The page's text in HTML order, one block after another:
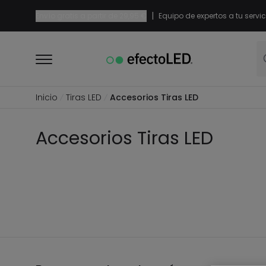
| Equipo de expertos a tu
Inicio Tiras LED Accesorios Tiras LED
Accesorios Tiras LED